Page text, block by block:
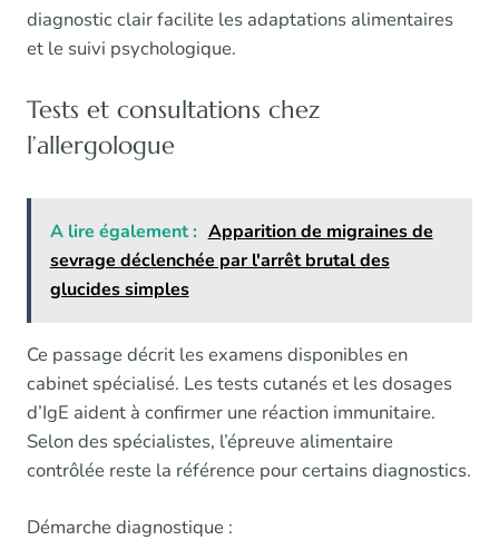
diagnostic clair facilite les adaptations alimentaires
et le suivi psychologique.
Tests et consultations chez
l’allergologue
A lire également : Apparition de migraines de
sevrage déclenchée par l'arrêt brutal des
glucides simples
Ce passage décrit les examens disponibles en
cabinet spécialisé. Les tests cutanés et les dosages
d’IgE aident à confirmer une réaction immunitaire.
Selon des spécialistes, l’épreuve alimentaire
contrôlée reste la référence pour certains diagnostics.
Démarche diagnostique :